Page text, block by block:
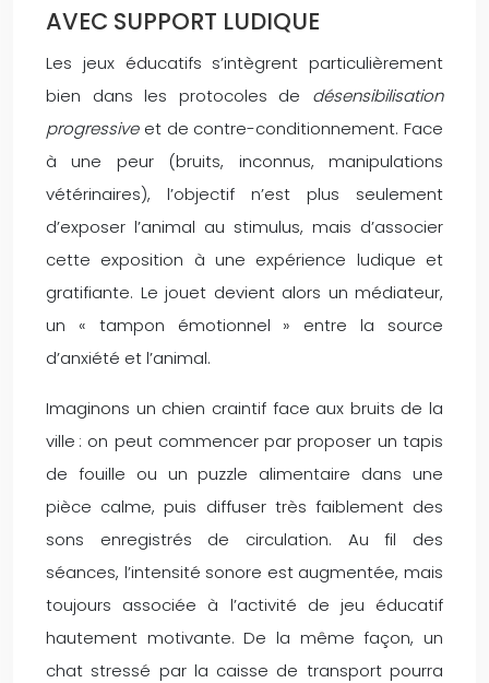
AVEC SUPPORT LUDIQUE
Les jeux éducatifs s’intègrent particulièrement
bien dans les protocoles de désensibilisation
progressiveet de contre-conditionnement. Face
à une peur (bruits, inconnus, manipulations
vétérinaires), l’objectif n’est plus seulement
d’exposer l’animal au stimulus, mais d’associer
cette exposition à une expérience ludique et
gratifiante. Le jouet devient alors un médiateur,
un « tampon émotionnel » entre la source
d’anxiété et l’animal.
Imaginons un chien craintif face aux bruits de la
ville : on peut commencer par proposer un tapis
de fouille ou un puzzle alimentaire dans une
pièce calme, puis diffuser très faiblement des
sons enregistrés de circulation. Au fil des
séances, l’intensité sonore est augmentée, mais
toujours associée à l’activité de jeu éducatif
hautement motivante. De la même façon, un
chat stressé par la caisse de transport pourra